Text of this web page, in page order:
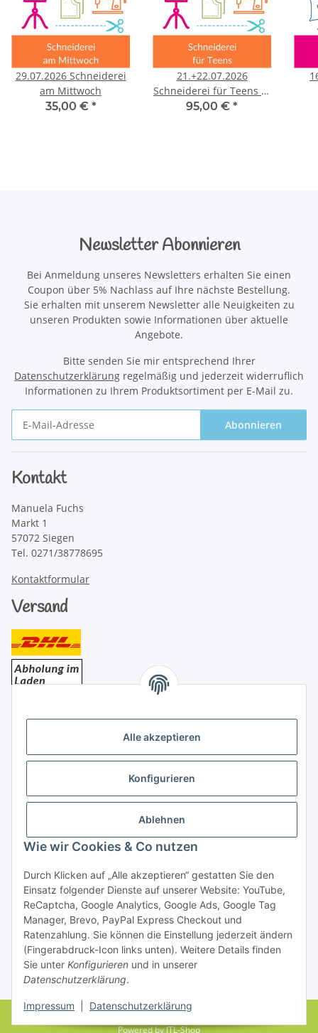
Alle akzeptieren
Konfigurieren
Ablehnen
Wie wir Cookies & Co nutzen
Durch Klicken auf „Alle akzeptieren“ gestatten Sie den
Einsatz folgender Dienste auf unserer Website: YouTube,
ReCaptcha, Google Analytics, Google Ads, Google Tag
Manager, Brevo, PayPal Express Checkout und
Ratenzahlung. Sie können die Einstellung jederzeit ändern
(Fingerabdruck-Icon links unten). Weitere Details finden
Sie unter Konfigurieren und in unserer
Datenschutzerklärung.
Impressum Datenschutzerklärung
29.07.2026 Schneiderei
am Mittwoch
35,00 € *
21.+22.07.2026
Schneiderei für Teens in
den Ferien
95,00 € *
Newsletter Abonnieren
Bei Anmeldung unseres Newsletters erhalten Sie einen
Coupon über 5% Nachlass auf Ihre nächste Bestellung.
Sie erhalten mit unserem Newsletter alle Neuigkeiten zu
unseren Produkten sowie Informationen über aktuelle
Angebote.
Bitte senden Sie mir entsprechend Ihrer
Datenschutzerklärung regelmäßig und jederzeit widerruflich
Informationen zu Ihrem Produktsortiment per E-Mail zu.
Abonnieren
Kontakt
Manuela Fuchs
Markt 1
57072 Siegen
Tel. 0271/38778695
Kontaktformular
Versand
Rechtliches
Vertrag widerrufen
* Alle Preise inkl. gesetzlicher USt., zzgl.
Powered byJTL-Shop